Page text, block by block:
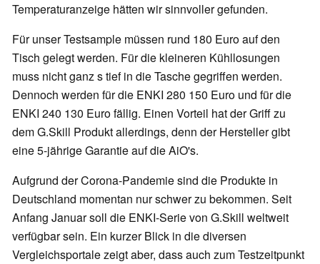
Temperaturanzeige hätten wir sinnvoller gefunden.
Für unser Testsample müssen rund 180 Euro auf den
Tisch gelegt werden. Für die kleineren Kühllosungen
muss nicht ganz s tief in die Tasche gegriffen werden.
Dennoch werden für die ENKI 280 150 Euro und für die
ENKI 240 130 Euro fällig. Einen Vorteil hat der Griff zu
dem G.Skill Produkt allerdings, denn der Hersteller gibt
eine 5-jährige Garantie auf die AiO's.
Aufgrund der Corona-Pandemie sind die Produkte in
Deutschland momentan nur schwer zu bekommen. Seit
Anfang Januar soll die ENKI-Serie von G.Skill weltweit
verfügbar sein. Ein kurzer Blick in die diversen
Vergleichsportale zeigt aber, dass auch zum Testzeitpunkt